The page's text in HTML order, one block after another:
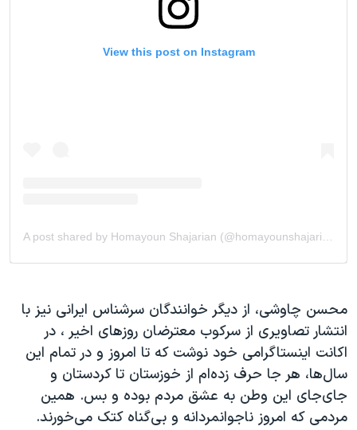
محسن چاوشی، از دیگر خوانندگان سرشناس ایرانی نیز با
انتشار تصاویری از سرکوب معترضان روزهای اخیر ، در
اکانت اینستاگرامی خود نوشت که تا امروز و در تمام این
سال‌ها، هر جا حرف زده‌ام از خوزستان تا کردستان و
جای‌جای این وطن به عشق مردم بوده و بس. همین
مردمی که امروز ناجوانمردانه و بی‌گناه کتک می‌خورند.